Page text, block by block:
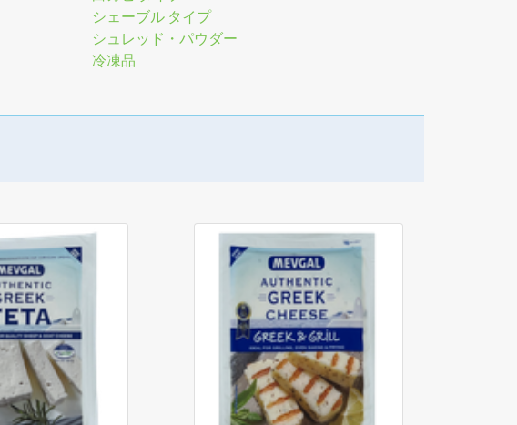
シェーブル タイプ
シュレッド・パウダー
冷凍品